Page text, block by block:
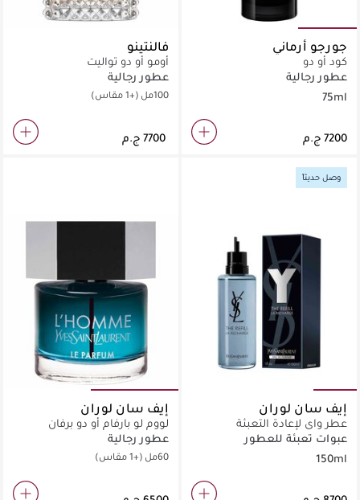
جورجو أرماني
كود أو دو
عطور رجالية
75ml
فالنتينو
أومو أو دو تواليت
عطور رجالية
100مل (+1 مقاس)
وصل حديثاً
إيف سان لوران
عطر واي لإعادة التعبئة
عبوات تعبئة للعطور
150ml
إيف سان لوران
لووم لو بارفام أو دو برفان
عطور رجالية
60مل (+1 مقاس)